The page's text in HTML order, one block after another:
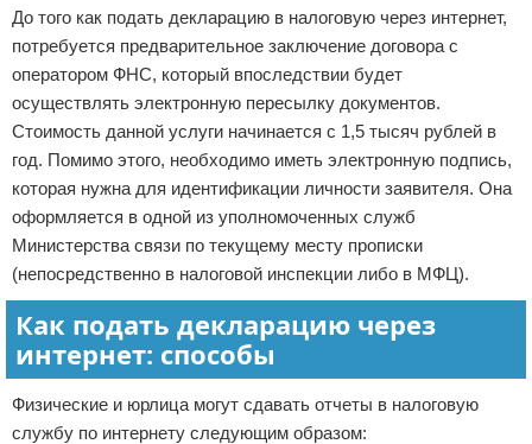
До того как подать декларацию в налоговую через интернет,
потребуется предварительное заключение договора с
оператором ФНС, который впоследствии будет
осуществлять электронную пересылку документов.
Стоимость данной услуги начинается с 1,5 тысяч рублей в
год. Помимо этого, необходимо иметь электронную подпись,
которая нужна для идентификации личности заявителя. Она
оформляется в одной из уполномоченных служб
Министерства связи по текущему месту прописки
(непосредственно в налоговой инспекции либо в МФЦ).
Как подать декларацию через
интернет: способы
Физические и юрлица могут сдавать отчеты в налоговую
службу по интернету следующим образом: